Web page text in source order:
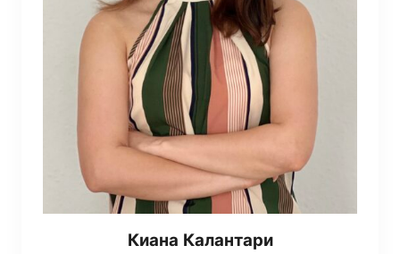
Киа­на Калантари